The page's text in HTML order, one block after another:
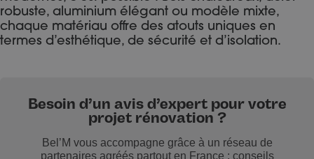
robuste, aluminium élégant ou modèle mixte,
chaque matériau offre des atouts uniques en
termes d’esthétique, de sécurité et d’isolation.
Besoin d’un avis d’expert pour votre
projet rénovation ?
Bel’M vous accompagne grâce à un réseau de
partenaires agréés partout en France : conseils